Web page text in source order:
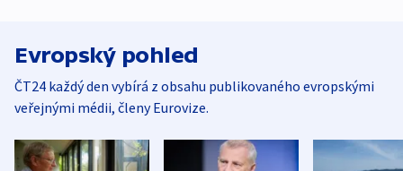
Evropský pohled
ČT24 každý den vybírá z obsahu publikovaného evropskými
veřejnými médii, členy Eurovize.